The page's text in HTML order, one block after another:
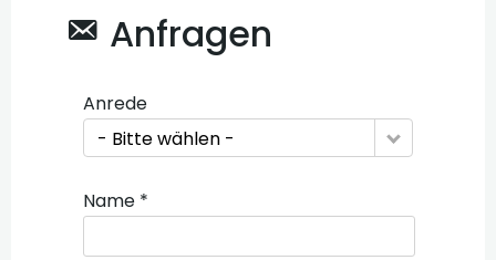
Anfragen
Anrede
- Bitte wählen -
Name *